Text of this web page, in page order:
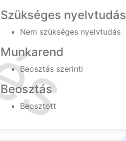
Szükséges nyelvtudás
Nem szükséges nyelvtudás
Munkarend
Beosztás szerinti
Beosztás
Beosztott